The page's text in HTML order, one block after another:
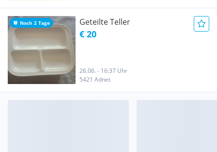
Noch 2 Tage Geteilte Teller
€ 20
26.06. - 16:37 Uhr
5421 Adnet